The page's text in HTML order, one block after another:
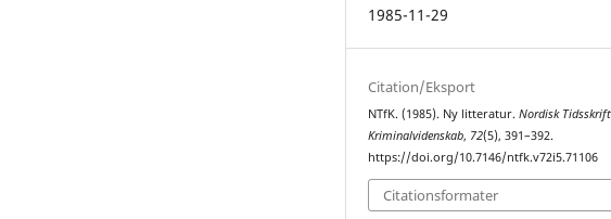
1985-11-29
Citation/Eksport
NTfK. (1985). Ny litteratur.Nordisk
Kriminalvidenskab, 72(5), 391–392.
https://doi.org/10.7146/ntfk.v72i5.71106
Citationsformater